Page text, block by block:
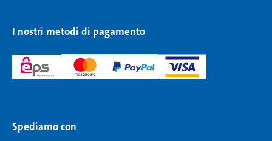
I nostri metodi di pagamento
Spediamo con